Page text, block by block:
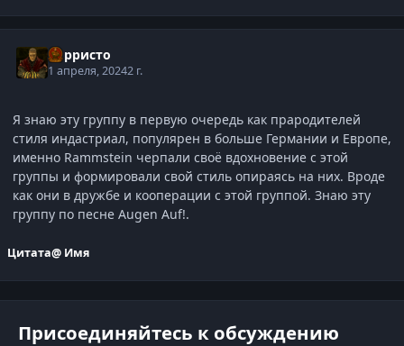
Корристо
1 апреля, 20242 г.
Я знаю эту группу в первую очередь как прародителей
стиля индастриал, популярен в больше Германии и Европе,
именно Rammstein черпали своё вдохновение с этой
группы и формировали свой стиль опираясь на них. Вроде
как они в дружбе и кооперации с этой группой. Знаю эту
группу по песне Augen Auf!.
Цитата@ Имя
Присоединяйтесь к обсуждению